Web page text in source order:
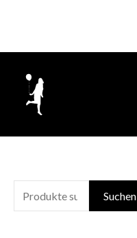
springen
u
Suchen